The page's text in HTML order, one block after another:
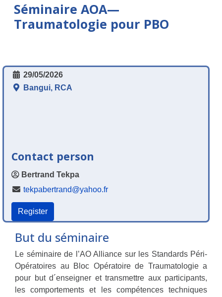
Séminaire AOA—
Traumatologie pour PBO
29/05/2026
Bangui, RCA
Contact person
Bertrand Tekpa
tekpabertrand@yahoo.fr
Register
But du séminaire
Le séminaire de l’AO Alliance sur les Standards Péri-
Opératoires au Bloc Opératoire de Traumatologie a
pour but d´enseigner et transmettre aux participants,
les comportements et les compétences techniques